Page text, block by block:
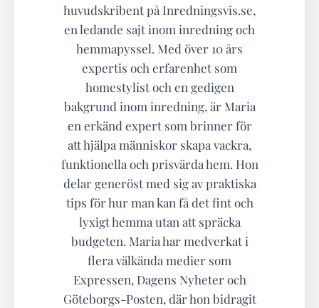
huvudskribent på Inredningsvis.se,
en ledande sajt inom inredning och
hemmapyssel. Med över 10 års
expertis och erfarenhet som
homestylist och en gedigen
bakgrund inom inredning, är Maria
en erkänd expert som brinner för
att hjälpa människor skapa vackra,
funktionella och prisvärda hem. Hon
delar generöst med sig av praktiska
tips för hur man kan få det fint och
lyxigt hemma utan att spräcka
budgeten. Maria har medverkat i
flera välkända medier som
Expressen, Dagens Nyheter och
Göteborgs-Posten, där hon bidragit